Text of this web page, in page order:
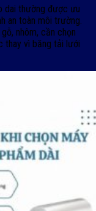
dai thường được ưu
an toàn môi trường.
nhôm, cần chọn
thay vì băng tải lưới